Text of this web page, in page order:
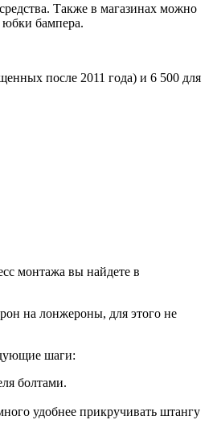
Также в магазинах можно
юбки бампера.
после 2011 года) и 6 500 для
монтажа вы найдете в
на лонжероны, для этого не
шаги:
болтами.
удобнее прикручивать штангу